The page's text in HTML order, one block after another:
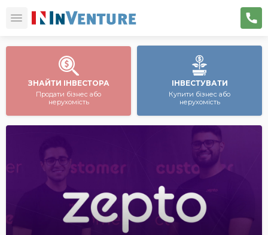
ЗНАЙТИ ІНВЕСТОРА
Продати бізнес або
нерухомість
ІНВЕСТУВАТИ
Купити бізнес або
нерухомість